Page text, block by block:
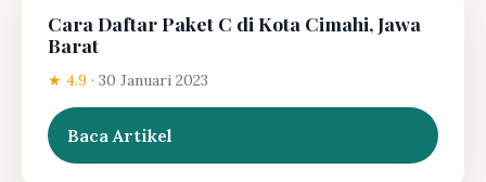
Cara Daftar Paket C di Kota Cimahi, Jawa
Barat
★ 4.9 · 30 Januari 2023
Baca Artikel